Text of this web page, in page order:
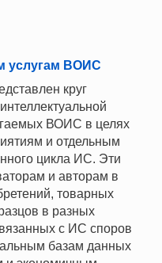
услугам ВОИС
круг
ВОИС в целях
и отдельным
цикла ИС. Эти
и авторам в
товарных
в разных
с ИС споров
базам данных